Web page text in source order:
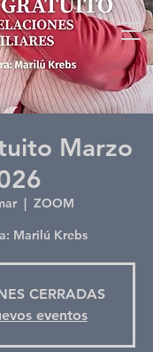
Marzo
  |
ZOOM
Marilú Krebs
CERRADAS
eventos